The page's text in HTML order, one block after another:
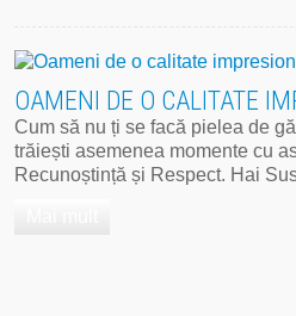
OAMENI DE O CALITATE
Cum să nu ți se facă pielea de
trăiești asemenea momente cu
Recunoștință și Respect. Hai